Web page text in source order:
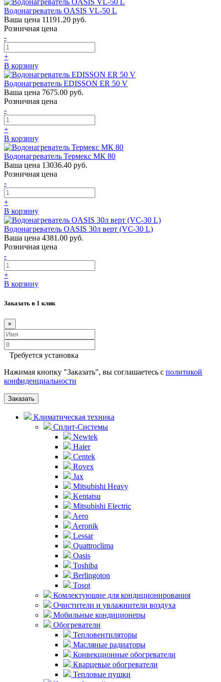
Водонагреватель OASIS VL-50 L
Ваша цена 11191.20 руб.
Розничная цена
-
+
В корзину
Водонагреватель EDISSON ER 50 V
Ваша цена 7675.00 руб.
Розничная цена
-
+
В корзину
Водонагреватель Термекс МК 80
Ваша цена 13036.40 руб.
Розничная цена
-
+
В корзину
Водонагреватель OASIS 30л верт (VС-30 L)
Ваша цена 4381.00 руб.
Розничная цена
-
+
В корзину
Заказать в 1 клик
×
Требуется установка
Нажимая кнопку "Заказать", вы соглашаетесь с политикой
конфиденциальности
Заказать
Климатическая техника
Сплит-Системы
Newtek
Haier
Centek
Rovex
Jax
Mitsubishi Heavy
Kentatsu
Mitsubishi Electric
Aero
Aeronik
Lessar
Quattroclima
Oasis
Toshiba
Berlingoton
Tosot
Комлектующие для кондиционирования
Очистители и увлажнители воздуха
Мобильные кондиционеры
Обогреватели
Тепловентиляторы
Масляные радиаторы
Конвекционные обогреватели
Кварцевые обогреватели
Тепловые пушки